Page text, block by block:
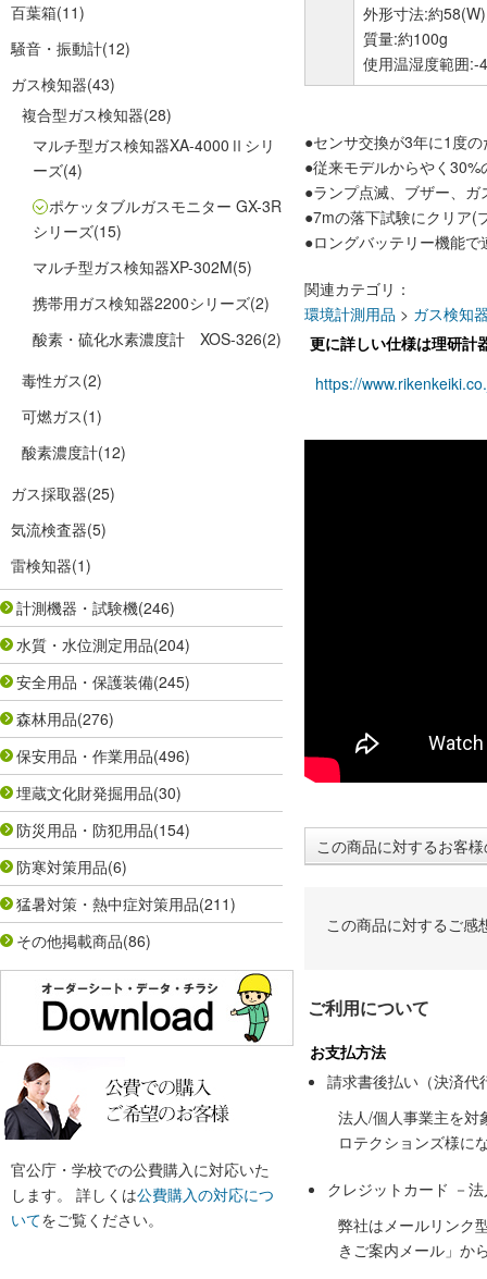
百葉箱(11)
騒音・振動計(12)
ガス検知器(43)
複合型ガス検知器(28)
マルチ型ガス検知器XA-4000Ⅱシリ
ーズ(4)
ポケッタブルガスモニター GX-3R
シリーズ(15)
マルチ型ガス検知器XP-302M(5)
携帯用ガス検知器2200シリーズ(2)
酸素・硫化水素濃度計 XOS-326(2)
毒性ガス(2)
可燃ガス(1)
酸素濃度計(12)
ガス採取器(25)
気流検査器(5)
雷検知器(1)
計測機器・試験機(246)
水質・水位測定用品(204)
安全用品・保護装備(245)
森林用品(276)
保安用品・作業用品(496)
埋蔵文化財発掘用品(30)
防災用品・防犯用品(154)
防寒対策用品(6)
猛暑対策・熱中症対策用品(211)
その他掲載商品(86)
官公庁・学校での公費購入に対応いた
します。 詳しくは公費購入の対応につ
いてをご覧ください。
外形寸法:約
質量:約100g
使用温湿度範囲
●センサ交換が3年に1度
●従来モデルからやく
●ランプ点滅、ブザー、
●7mの落下試験にクリア(
●ロングバッテリー機能
関連カテゴリ：
環境計測用品 > ガス検知
更に詳しい仕様は理研
https://
この商品に対するお客
この商品に対するご感
ご利用について
お支払方法
請求書後払い（決済代
法人/個人事業主を対
ロテクションズ様に
クレジットカード －
弊社はメールリンク
きご案内メール」か